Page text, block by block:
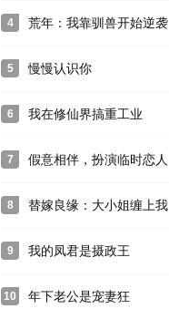
4 荒年：我靠驯兽开始逆袭
5 慢慢认识你
6 我在修仙界搞重工业
7 假意相伴，扮演临时恋人
8 替嫁良缘：大小姐缠上我
9 我的凤君是摄政王
10 年下老公是宠妻狂